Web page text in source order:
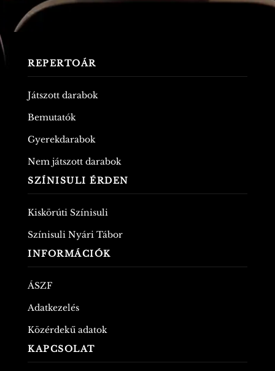
REPERTOÁR
Játszott darabok
Bemutatók
Gyerekdarabok
Nem játszott darabok
SZÍNISULI ÉRDEN
Kiskörúti Színisuli
Színisuli Nyári Tábor
INFORMÁCIÓK
ÁSZF
Adatkezelés
Közérdekű adatok
KAPCSOLAT